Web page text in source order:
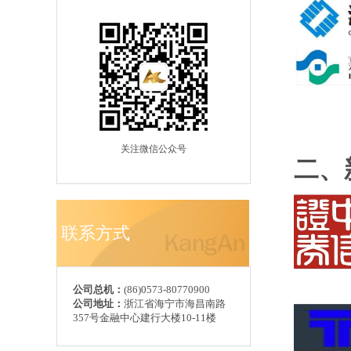
关注微信公众号
联系方式
公司总机： (86)0573-80770900
公司地址： 浙江省海宁市海昌南路
357号金融中心建行大楼10-11楼
二、